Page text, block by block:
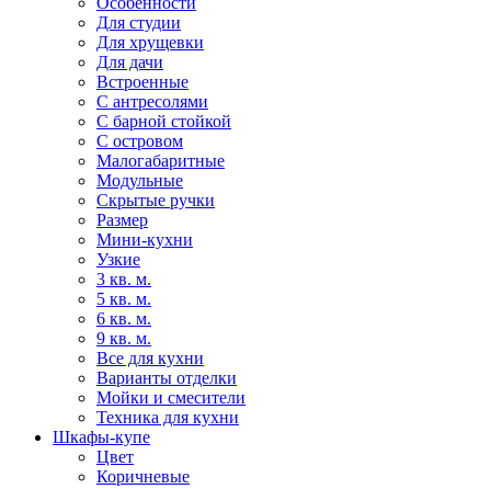
Для студии
Для хрущевки
Для дачи
Встроенные
С антресолями
С барной стойкой
С островом
Малогабаритные
Модульные
Скрытые ручки
Размер
Мини-кухни
Узкие
3 кв. м.
5 кв. м.
6 кв. м.
9 кв. м.
Все для кухни
Варианты отделки
Мойки и смесители
Техника для кухни
Шкафы-купе
Цвет
Коричневые